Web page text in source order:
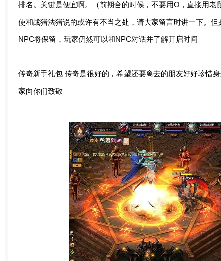
排名。关键是便宜啊。（前期合的时候，不要用O，直接用
使和战猪法猪说的或许有不当之处，请大家留言时讲一下。
NPC将保留，玩家仍然可以和NPC对话并了解开启时间
传奇新手礼包 传奇是很好的，希望还要离去的朋友好好珍惜
家向你们致敬